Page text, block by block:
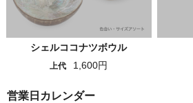
シェルココナツボウル
上代 1,600円
営業日カレンダー